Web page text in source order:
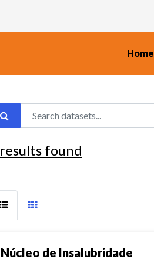
Home
results found
Núcleo de Insalubridade